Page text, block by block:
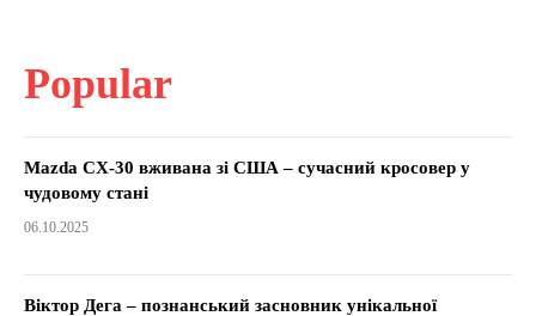
Popular
Mazda CX-30 вживана зі США – сучасний кросовер у
чудовому стані
06.10.2025
Віктор Дега – познанський засновник унікальної